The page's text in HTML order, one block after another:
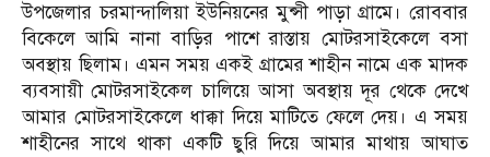
উপজেলার চরমান্দালিয়া ইউনিয়নের মুন্সী পাড়া গ্রামে। রোববার
বিকেলে আমি নানা বাড়ির পাশে রাস্তায় মোটরসাইকেলে বসা
অবস্থায় ছিলাম। এমন সময় একই গ্রামের শাহীন নামে এক মাদক
ব্যবসায়ী মোটরসাইকেল চালিয়ে আসা অবস্থায় দূর থেকে দেখে
আমার মোটরসাইকেলে ধাক্কা দিয়ে মাটিতে ফেলে দেয়। এ সময়
শাহীনের সাথে থাকা একটি ছুরি দিয়ে আমার মাথায় আঘাত